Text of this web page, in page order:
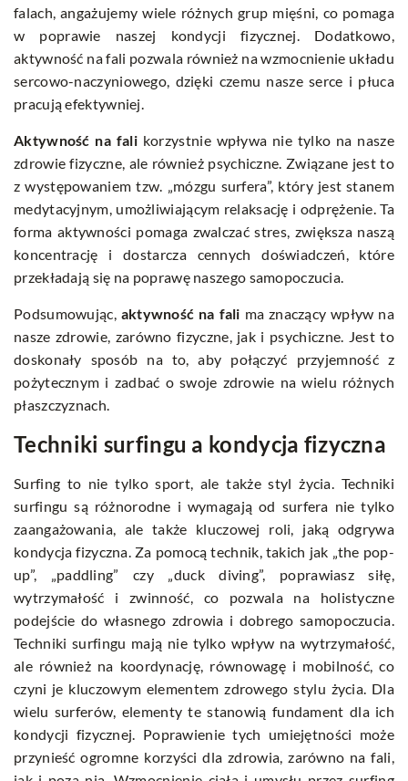
falach, angażujemy wiele różnych grup mięśni, co pomaga
w poprawie naszej kondycji fizycznej. Dodatkowo,
aktywność na fali pozwala również na wzmocnienie układu
sercowo-naczyniowego, dzięki czemu nasze serce i płuca
pracują efektywniej.
Aktywność na fali korzystnie wpływa nie tylko na nasze
zdrowie fizyczne, ale również psychiczne. Związane jest to
z występowaniem tzw. „mózgu surfera”, który jest stanem
medytacyjnym, umożliwiającym relaksację i odprężenie. Ta
forma aktywności pomaga zwalczać stres, zwiększa naszą
koncentrację i dostarcza cennych doświadczeń, które
przekładają się na poprawę naszego samopoczucia.
Podsumowując, aktywność na fali ma znaczący wpływ na
nasze zdrowie, zarówno fizyczne, jak i psychiczne. Jest to
doskonały sposób na to, aby połączyć przyjemność z
pożytecznym i zadbać o swoje zdrowie na wielu różnych
płaszczyznach.
Techniki surfingu a kondycja fizyczna
Surfing to nie tylko sport, ale także styl życia. Techniki
surfingu są różnorodne i wymagają od surfera nie tylko
zaangażowania, ale także kluczowej roli, jaką odgrywa
kondycja fizyczna. Za pomocą technik, takich jak „the pop-
up”, „paddling” czy „duck diving”, poprawiasz siłę,
wytrzymałość i zwinność, co pozwala na holistyczne
podejście do własnego zdrowia i dobrego samopoczucia.
Techniki surfingu mają nie tylko wpływ na wytrzymałość,
ale również na koordynację, równowagę i mobilność, co
czyni je kluczowym elementem zdrowego stylu życia. Dla
wielu surferów, elementy te stanowią fundament dla ich
kondycji fizycznej. Poprawienie tych umiejętności może
przynieść ogromne korzyści dla zdrowia, zarówno na fali,